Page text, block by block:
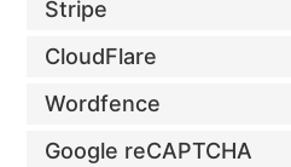
Stripe
CloudFlare
Wordfence
Google reCAPTCHA